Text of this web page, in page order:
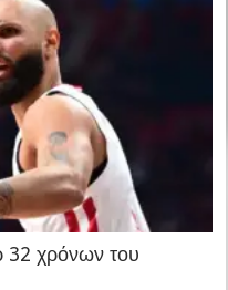
32 χρόνων του